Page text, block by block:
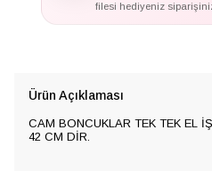
filesi hediyeniz
Ürün Açıklaması
CAM BONCUKLAR TEK TEK EL
42 CM DİR.